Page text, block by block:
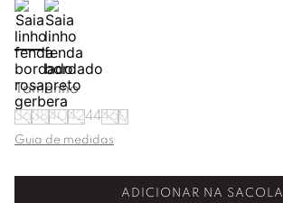
Tamanho
363840424446U
Guia de medidas
ADICIONAR NA SACOLA